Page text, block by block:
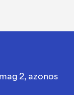
2, azonos